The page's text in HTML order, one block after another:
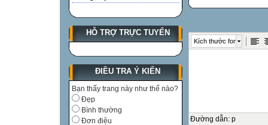
HỖ TRỢ TRỰC TUYẾN
ĐIỀU TRA Ý KIẾN
Bạn thấy trang này như thế nào?
Đẹp
Bình thường
Đơn điệu




Kích thước font
Đường dẫn: p